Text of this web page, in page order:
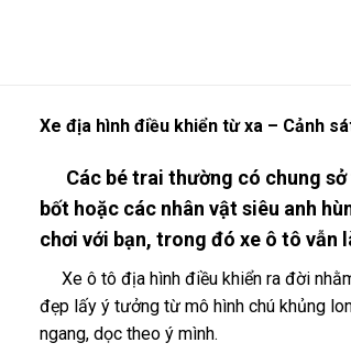
Xe địa hình điều khiển từ xa – Cảnh
Các bé trai thường có chung sở
bốt hoặc các nhân vật siêu anh
chơi với bạn, trong đó xe ô tô vẫn
Xe ô tô địa hình điều khiển ra đời
đẹp lấy ý tưởng từ mô hình chú khủng
ngang, dọc theo ý mình.